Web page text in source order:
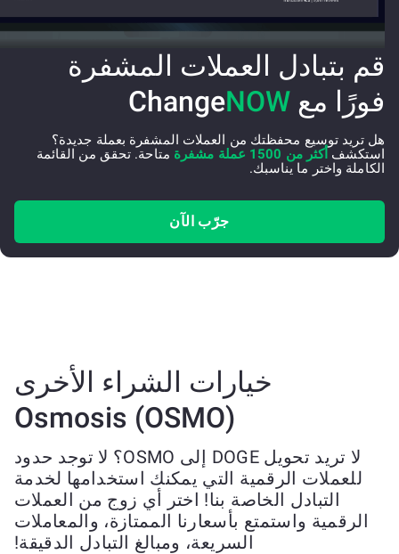
قم بتبادل العملات المشفرة
فورًا مع Change NOW
هل تريد توسيع محفظتك من العملات المشفرة بعملة جديدة؟
استكشف أكثر من 1500 عملة مشفرة
متاحة. تحقق من القائمة
الكاملة واختر ما يناسبك.
جرّب الآن
خيارات الشراء الأخرى
Osmosis (OSMO)
لا تريد تحويل DOGE إلى OSMO؟ لا توجد حدود
للعملات الرقمية التي يمكنك استخدامها لخدمة
التبادل الخاصة بنا! اختر أي زوج من العملات
الرقمية واستمتع بأسعارنا الممتازة، والمعاملات
السريعة، ومبالغ التبادل الدقيقة!